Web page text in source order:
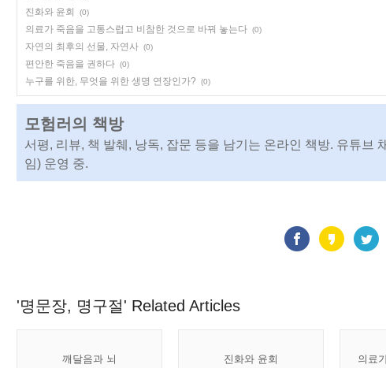
진화와 윤회 (0)
의료가 죽음을 고통스럽고 비참한 것으로 바꿔 놓는다 (0)
자연의 최후의 선물, 자연사 (0)
편안한 죽음을 권하다 (0)
누구를 위한, 무엇을 위한 생명 연장인가? (0)
모험러의 책방
서평, 리뷰, 책 발췌, 낭독, 잡문 등을 남기는 온라인 책방. 유튜브
임) 운영 중.
'명문장, 명구절' Related Articles
깨달음과 뇌 진화와 윤회 의료